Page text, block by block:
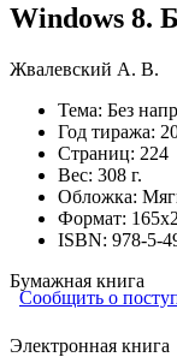
Windows 8.
Жвалевский А. В.
Тема: Без
Год тиража:
Страниц: 224
Вес: 308 г.
Обложка:
Формат:
ISBN: 978-5-
Бумажная книга
Сообщить о
Электронная книга